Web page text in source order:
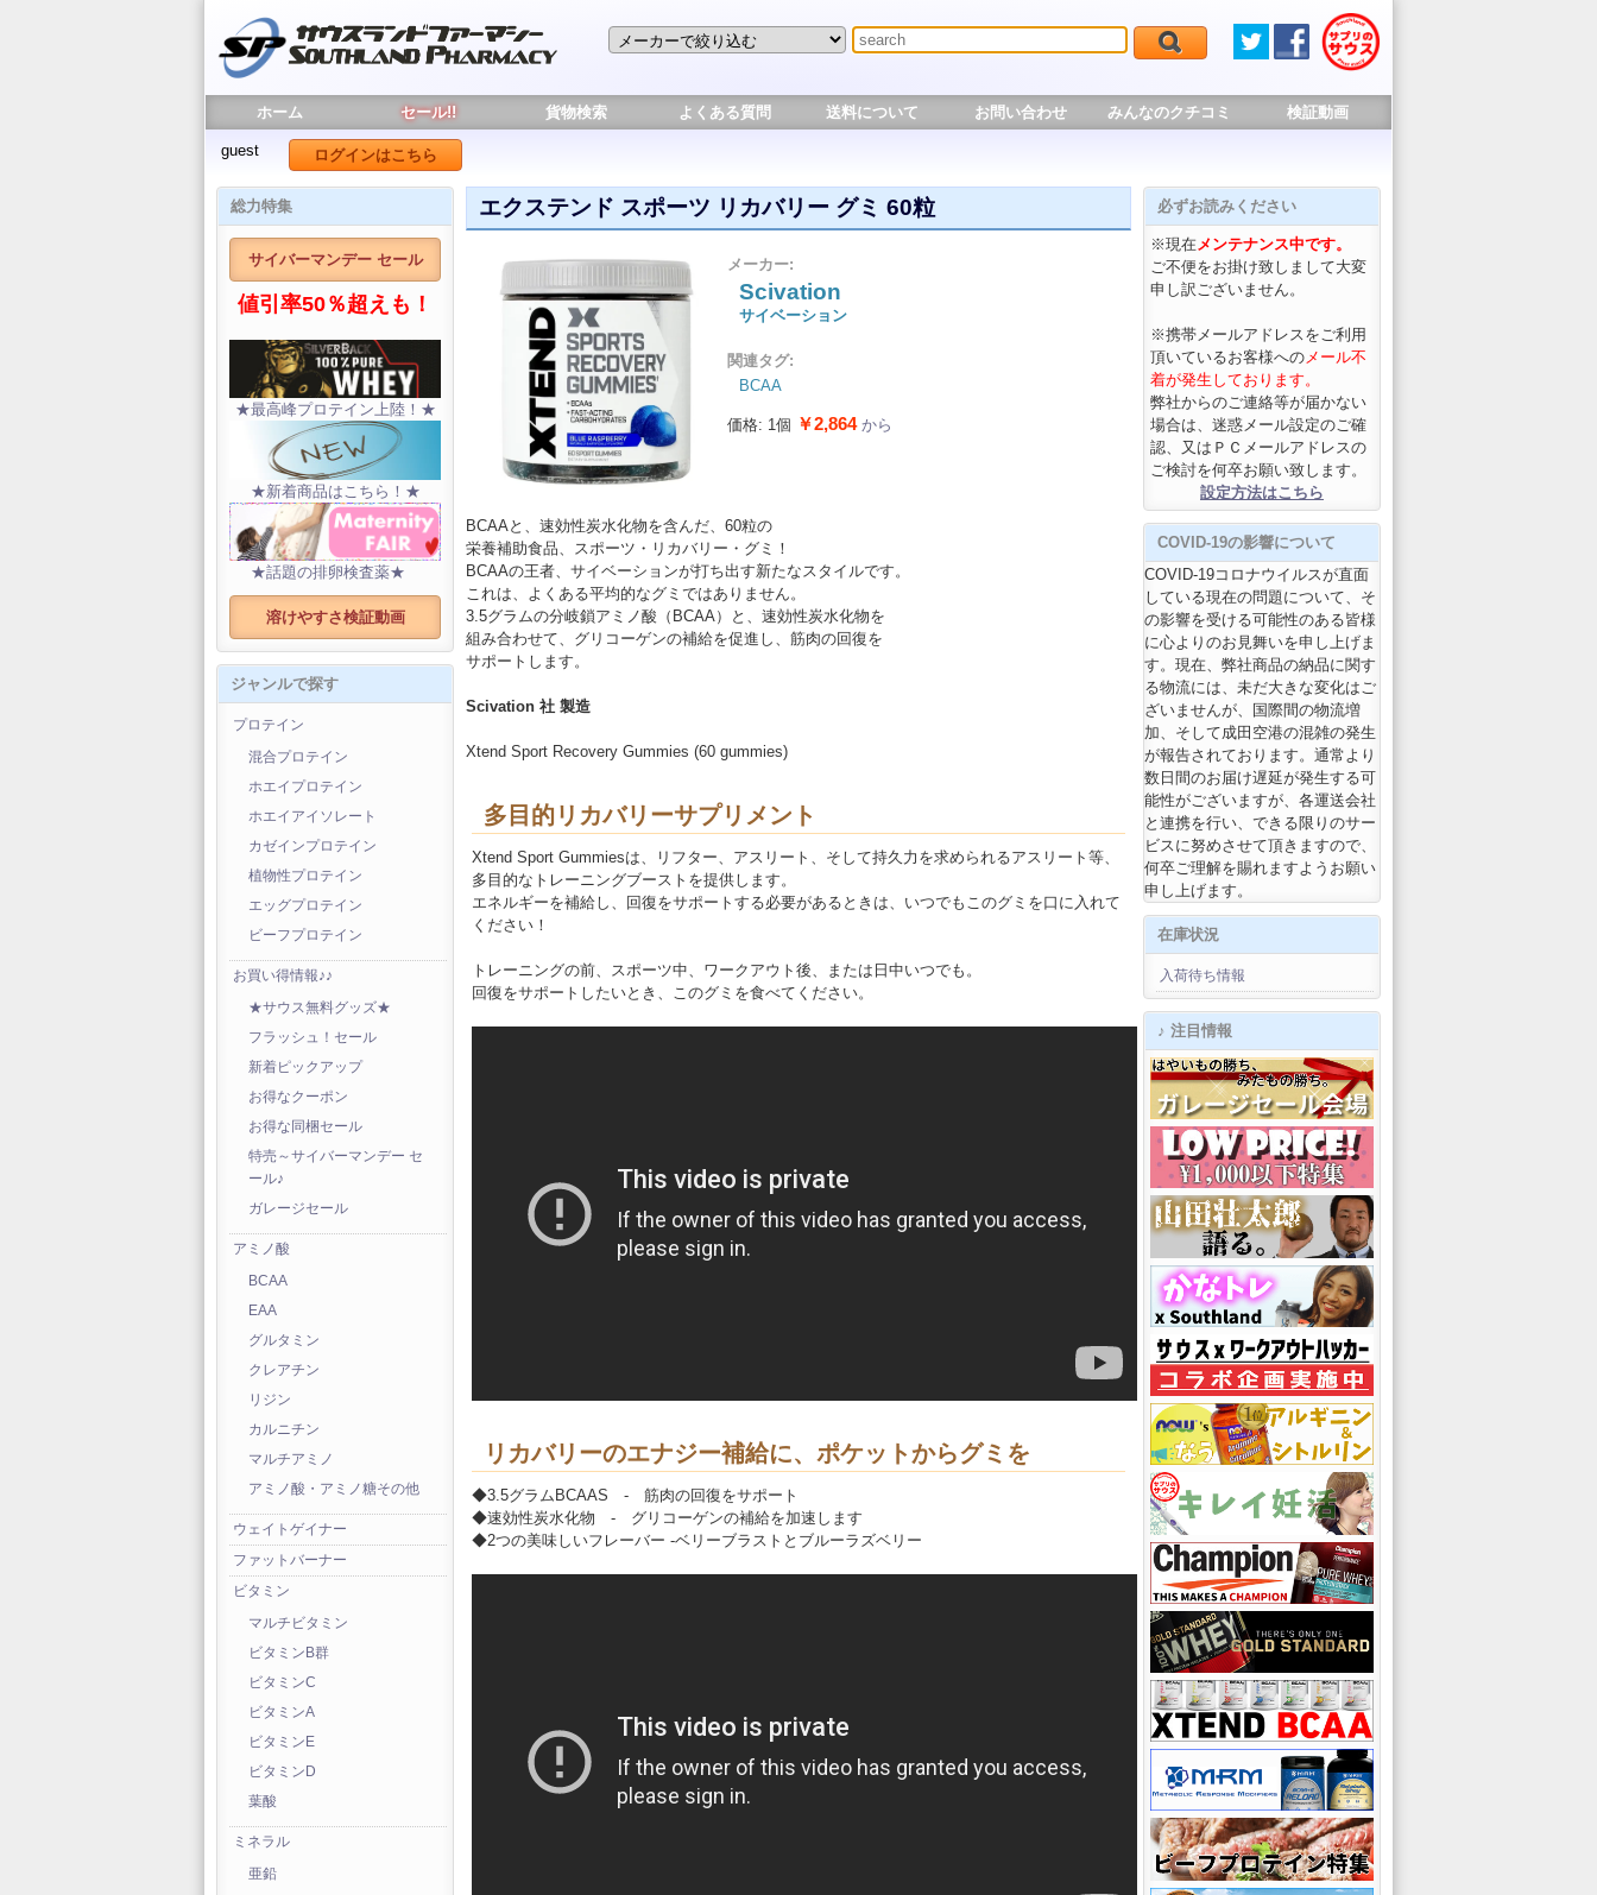
ホーム セール!! 貨物検索 よくある質問 送料について お問い合わせ みんなのクチコミ 検証動画
guest ログインはこちら
総力特集
サイバーマンデー セール
値引率50％超えも！
★最高峰プロテイン上陸！★
★新着商品はこちら！★
★話題の排卵検査薬★
溶けやすさ検証動画
ジャンルで探す
プロテイン
混合プロテイン
ホエイプロテイン
ホエイアイソレート
カゼインプロテイン
植物性プロテイン
エッグプロテイン
ビーフプロテイン
お買い得情報♪♪
★サウス無料グッズ★
フラッシュ！セール
新着ピックアップ
お得なクーポン
お得な同梱セール
特売～サイバーマンデー セ
ール♪
ガレージセール
アミノ酸
BCAA
EAA
グルタミン
クレアチン
リジン
カルニチン
マルチアミノ
アミノ酸・アミノ糖その他
ウェイトゲイナー
ファットバーナー
ビタミン
マルチビタミン
ビタミンB群
ビタミンC
ビタミンA
ビタミンE
ビタミンD
葉酸
ミネラル
亜鉛
エクステンド スポーツ リカバリー グミ 60粒
メーカー:
Scivation
サイベーション
関連タグ:
BCAA
価格: 1個 ￥2,864から
BCAAと、速効性炭水化物を含んだ、60粒の
栄養補助食品、スポーツ・リカバリー・グミ！
BCAAの王者、サイベーションが打ち出す新たなスタイルです。
これは、よくある平均的なグミではありません。
3.5グラムの分岐鎖アミノ酸（BCAA）と、速効性炭水化物を
組み合わせて、グリコーゲンの補給を促進し、筋肉の回復を
サポートします。
Scivation 社 製造
Xtend Sport Recovery Gummies (60 gummies)
多目的リカバリーサプリメント
Xtend Sport Gummiesは、リフター、アスリート、そして持久力を求められるアスリート等、
多目的なトレーニングブーストを提供します。
エネルギーを補給し、回復をサポートする必要があるときは、いつでもこのグミを口に入れて
ください！
トレーニングの前、スポーツ中、ワークアウト後、または日中いつでも。
回復をサポートしたいとき、このグミを食べてください。
リカバリーのエナジー補給に、ポケットからグミを
◆3.5グラムBCAAS - 筋肉の回復をサポート
◆速効性炭水化物 - グリコーゲンの補給を加速します
◆2つの美味しいフレーバー -ベリーブラストとブルーラズベリー
必ずお読みください
※現在メンテナンス中です。
ご不便をお掛け致しまして大変
申し訳ございません。
※携帯メールアドレスをご利用
頂いているお客様へのメール不
着が発生しております。
弊社からのご連絡等が届かない
場合は、迷惑メール設定のご確
認、又はＰＣメールアドレスの
ご検討を何卒お願い致します。
設定方法はこちら
COVID-19の影響について
COVID-19コロナウイルスが直面
している現在の問題について、そ
の影響を受ける可能性のある皆様
に心よりのお見舞いを申し上げま
す。現在、弊社商品の納品に関す
る物流には、未だ大きな変化はご
ざいませんが、国際間の物流増
加、そして成田空港の混雑の発生
が報告されております。通常より
数日間のお届け遅延が発生する可
能性がございますが、各運送会社
と連携を行い、できる限りのサー
ビスに努めさせて頂きますので、
何卒ご理解を賜れますようお願い
申し上げます。
在庫状況
入荷待ち情報
♪ 注目情報